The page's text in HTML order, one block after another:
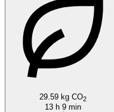
29.59 kg CO2
13 h 9 min